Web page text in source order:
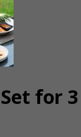
for